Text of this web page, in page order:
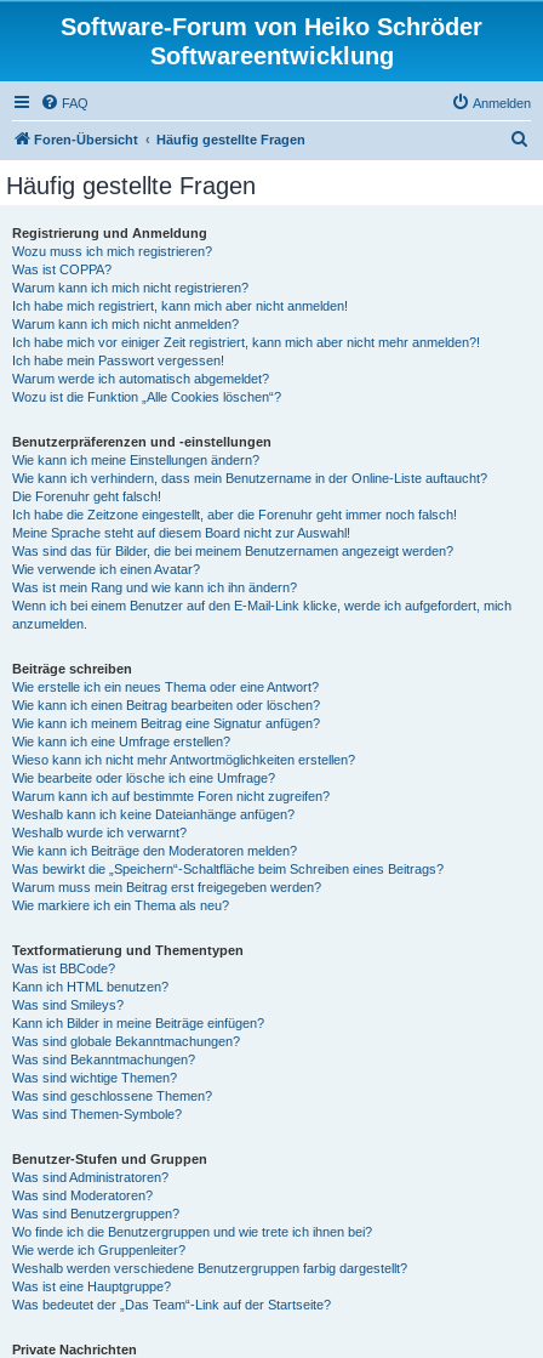
Software-Forum von Heiko Schröder
Softwareentwicklung
FAQ Anmelden
Foren-Übersicht Häufig gestellte Fragen
Häufig gestellte Fragen
Registrierung und Anmeldung
Wozu muss ich mich registrieren?
Was ist COPPA?
Warum kann ich mich nicht registrieren?
Ich habe mich registriert, kann mich aber nicht anmelden!
Warum kann ich mich nicht anmelden?
Ich habe mich vor einiger Zeit registriert, kann mich aber nicht mehr anmelden?!
Ich habe mein Passwort vergessen!
Warum werde ich automatisch abgemeldet?
Wozu ist die Funktion „Alle Cookies löschen“?
Benutzerpräferenzen und -einstellungen
Wie kann ich meine Einstellungen ändern?
Wie kann ich verhindern, dass mein Benutzername in der Online-Liste auftaucht?
Die Forenuhr geht falsch!
Ich habe die Zeitzone eingestellt, aber die Forenuhr geht immer noch falsch!
Meine Sprache steht auf diesem Board nicht zur Auswahl!
Was sind das für Bilder, die bei meinem Benutzernamen angezeigt werden?
Wie verwende ich einen Avatar?
Was ist mein Rang und wie kann ich ihn ändern?
Wenn ich bei einem Benutzer auf den E-Mail-Link klicke, werde ich aufgefordert, mich
anzumelden.
Beiträge schreiben
Wie erstelle ich ein neues Thema oder eine Antwort?
Wie kann ich einen Beitrag bearbeiten oder löschen?
Wie kann ich meinem Beitrag eine Signatur anfügen?
Wie kann ich eine Umfrage erstellen?
Wieso kann ich nicht mehr Antwortmöglichkeiten erstellen?
Wie bearbeite oder lösche ich eine Umfrage?
Warum kann ich auf bestimmte Foren nicht zugreifen?
Weshalb kann ich keine Dateianhänge anfügen?
Weshalb wurde ich verwarnt?
Wie kann ich Beiträge den Moderatoren melden?
Was bewirkt die „Speichern“-Schaltfläche beim Schreiben eines Beitrags?
Warum muss mein Beitrag erst freigegeben werden?
Wie markiere ich ein Thema als neu?
Textformatierung und Thementypen
Was ist BBCode?
Kann ich HTML benutzen?
Was sind Smileys?
Kann ich Bilder in meine Beiträge einfügen?
Was sind globale Bekanntmachungen?
Was sind Bekanntmachungen?
Was sind wichtige Themen?
Was sind geschlossene Themen?
Was sind Themen-Symbole?
Benutzer-Stufen und Gruppen
Was sind Administratoren?
Was sind Moderatoren?
Was sind Benutzergruppen?
Wo finde ich die Benutzergruppen und wie trete ich ihnen bei?
Wie werde ich Gruppenleiter?
Weshalb werden verschiedene Benutzergruppen farbig dargestellt?
Was ist eine Hauptgruppe?
Was bedeutet der „Das Team“-Link auf der Startseite?
Private Nachrichten